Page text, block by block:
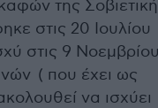
της
στις 20 Ιουλίου
στις 9 Νοεμβρίου
( που έχει ως
να ισχύει